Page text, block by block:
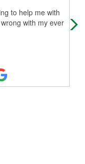
to help me with
with my ever